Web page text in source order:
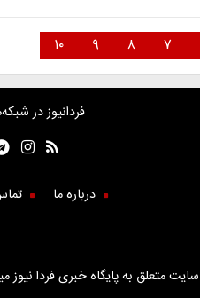
۷ ۸ ۹ ۱۰
فردانیوز در
درباره ما
متعلق به پایگاه خبری فردا نیوز